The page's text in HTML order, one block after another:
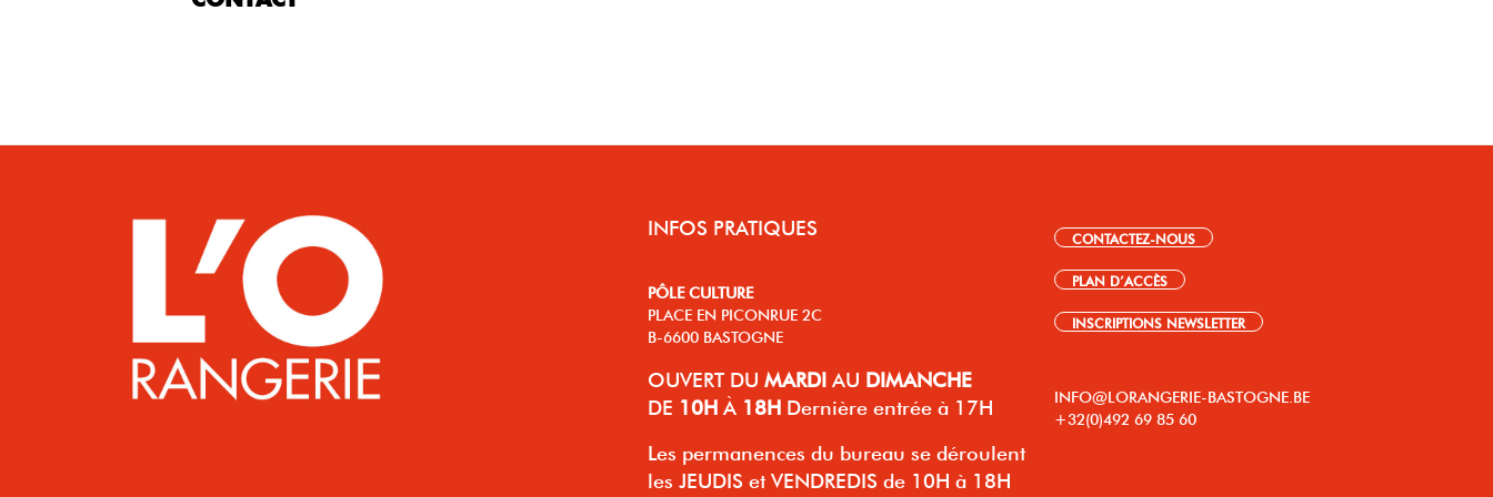
INFOS PRATIQUES
PÔLE CULTURE
PLACE EN PICONRUE 2C
B-6600 BASTOGNE
OUVERT DU MARDI AU DIMANCHE
DE 10H À 18H Dernière entrée à 17H
Les permanences du bureau se déroulent
les JEUDIS et VENDREDIS de 10H à 18H
CONTACTEZ-NOUS
PLAN D’ACCÈS
INSCRIPTIONS NEWSLETTER
INFO@LORANGERIE-BASTOGNE.BE
+32(0)492 69 85 60